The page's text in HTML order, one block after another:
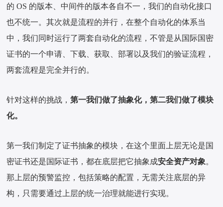
的 OS 的版本、中间件的版本各自不一，我们的自动化接口
也不统一。其次就是流程的并行，在整个自动化的体系当
中，我们同时运行了两套自动化的流程，不管是从国际国密
证书的一个申请、下载、获取、部署以及我们的验证流程，
两套流程是完全并行的。
针对这样的挑战，第一我们做了抽象化，第二我们做了模块
化。
第一我们制定了证书抽象的模块，在这个里面上层无论是国
密证书还是国际证书，都在底层把它抽象成安全资产对象。
那上层的预警监控，包括策略的配置，无需关注底层的异
构，只需要通过上层的统一治理就能进行实现。